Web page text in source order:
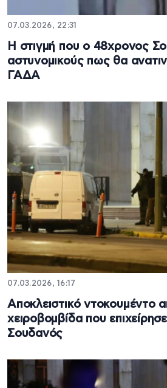
07.03.2026, 22:31
Η στιγμή που ο 48χρονος
αστυνομικούς πως θα
ΓΑΔΑ
07.03.2026, 16:17
Αποκλειστικό ντοκουμέντο
χειροβομβίδα που
Σουδανός